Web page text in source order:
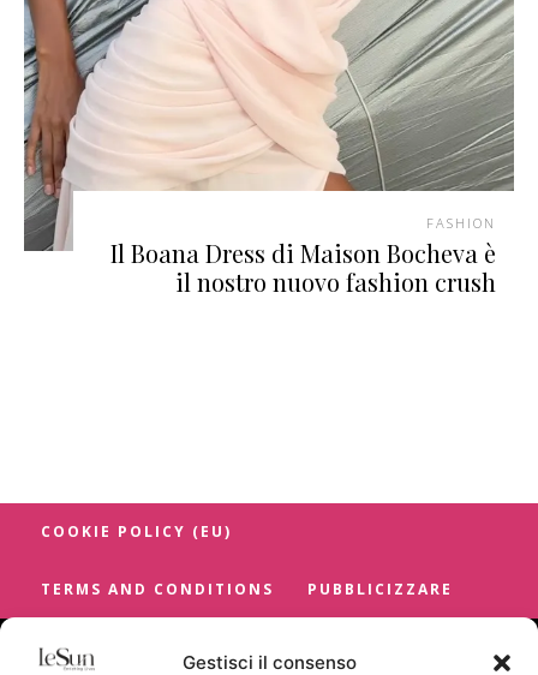
Gestisci il consenso
FASHION
Il Boana Dress di Maison Bocheva è
il nostro nuovo fashion crush
COOKIE POLICY (EU)
TERMS AND CONDITIONS PUBBLICIZZARE